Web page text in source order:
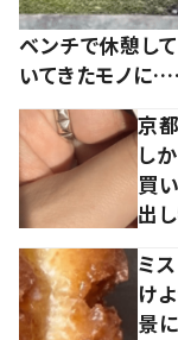
ベンチで休憩し
いてきたモノに
京
し
買
出
ミ
け
景